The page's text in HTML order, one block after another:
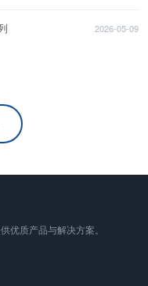
2026-05-09
优质产品与解决方案。